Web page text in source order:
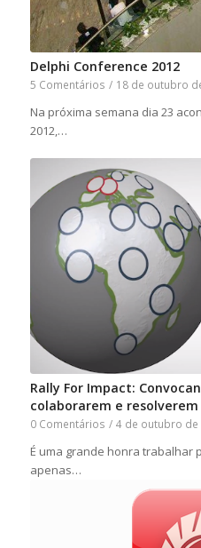
Delphi Conference 2012
5 Comentários / 18 de outubro
Na próxima semana dia 23
2012,…
Rally For Impact:
colaborarem e
0 Comentários / 4 de outubro de
É uma grande honra trabalhar
apenas…